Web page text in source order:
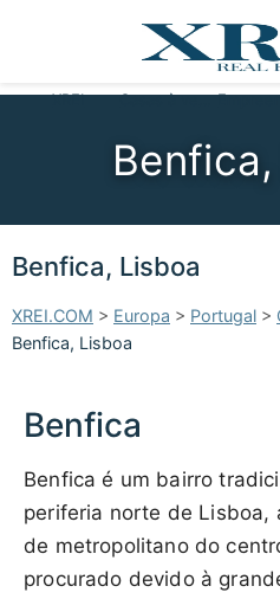
XREI Casas à venda
Benfica, Lisboa
XREI.COM > Europa > Portugal >
Benfica, Lisboa
Benfica
Benfica é um bairro
periferia norte de Lisboa,
de metropolitano do
procurado devido à